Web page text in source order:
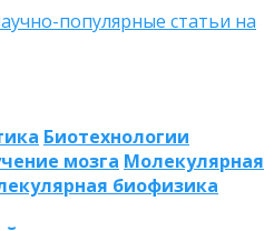
Биотехнологии
мозга Молекулярная
биофизика